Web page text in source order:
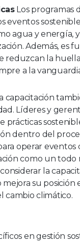
Los programas
eventos
agua y energía,
Además, es
reduzcan la
a la
capacitación
Líderes y
prácticas
dentro del
operar
como un
la
su
cambio climático.
en gestión